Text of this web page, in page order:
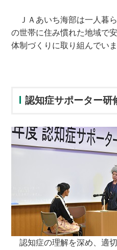
ＪＡあいち海部は一人暮
の世帯に住み慣れた地域で
体制づくりに取り組んでいま
認知症サポーター研
認知症の理解を深め、適